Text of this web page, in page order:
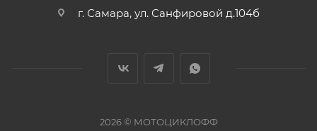
г. Самара, ул. Санфировой д.104б
2026 © МОТОЦИКЛОФФ